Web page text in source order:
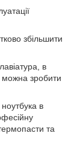
збільшити
в
можна зробити
в
та